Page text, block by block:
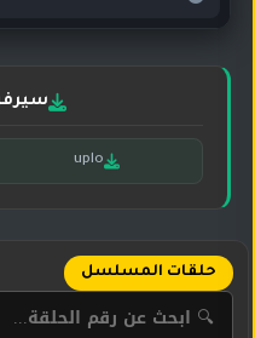
uplo
حلقات المسلسل